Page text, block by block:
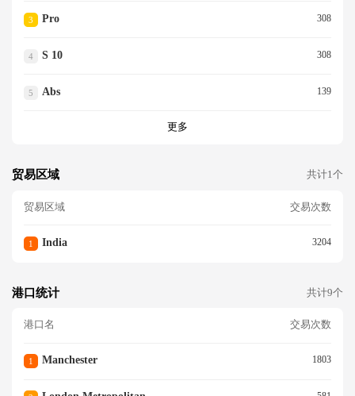
3 Pro 308
4 S 10 308
5 Abs 139
更多
贸易区域 共计1个
贸易区域 交易次数
1 India 3204
港口统计 共计9个
港口名 交易次数
1 Manchester 1803